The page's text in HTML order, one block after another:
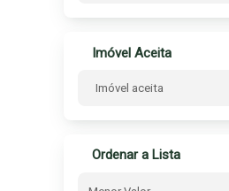
Imóvel Aceita
Imóvel aceita
Ordenar a Lista